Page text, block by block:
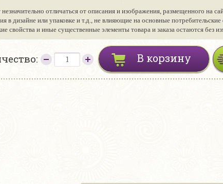
отличаться от описания и изображения, размещенного на
в дизайне или упаковке и т.д., не влияющие на основные
свойства и иные существенные элементы товара и заказа остаются без
В корзину